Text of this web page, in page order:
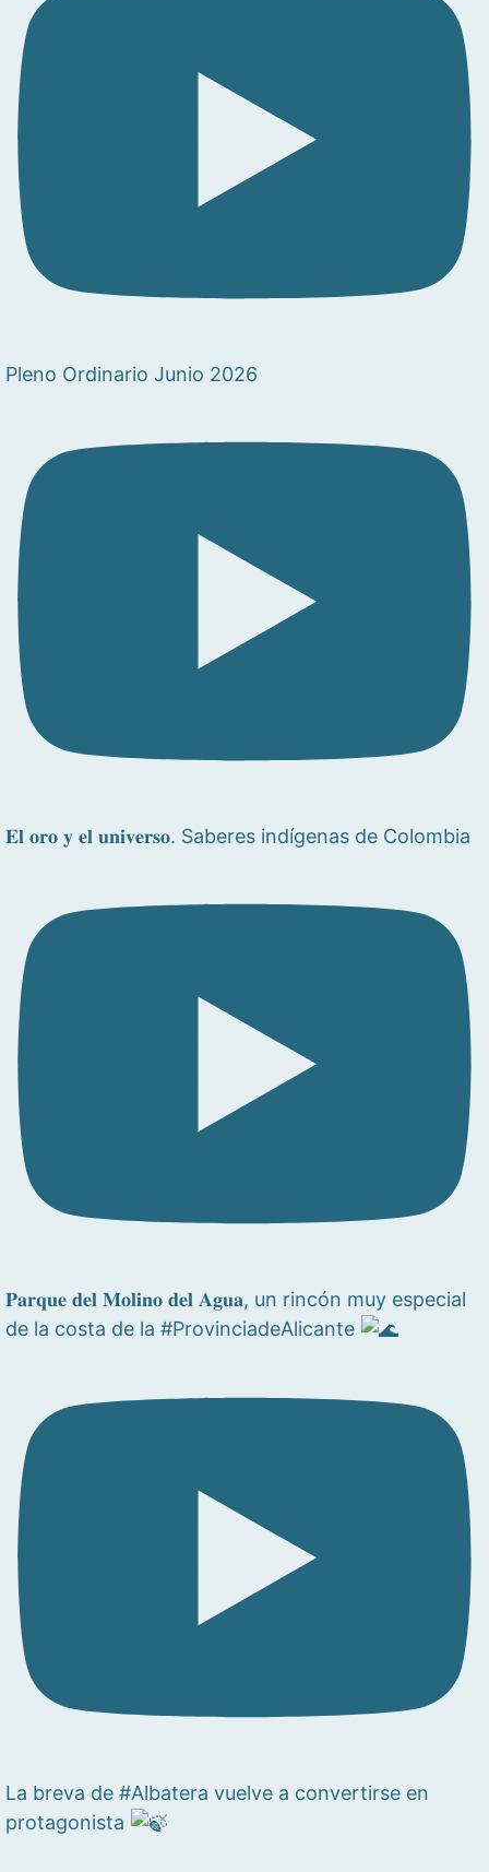
Pleno Ordinario Junio 2026
𝐄𝐥 𝐨𝐫𝐨 𝐲 𝐞𝐥 𝐮𝐧𝐢𝐯𝐞𝐫𝐬𝐨. Saberes indígenas de Colombia
𝐏𝐚𝐫𝐪𝐮𝐞 𝐝𝐞𝐥 𝐌𝐨𝐥𝐢𝐧𝐨 𝐝𝐞𝐥 𝐀𝐠𝐮𝐚, un rincón muy especial
de la costa de la #ProvinciadeAlicante
La breva de #Albatera vuelve a convertirse en
protagonista